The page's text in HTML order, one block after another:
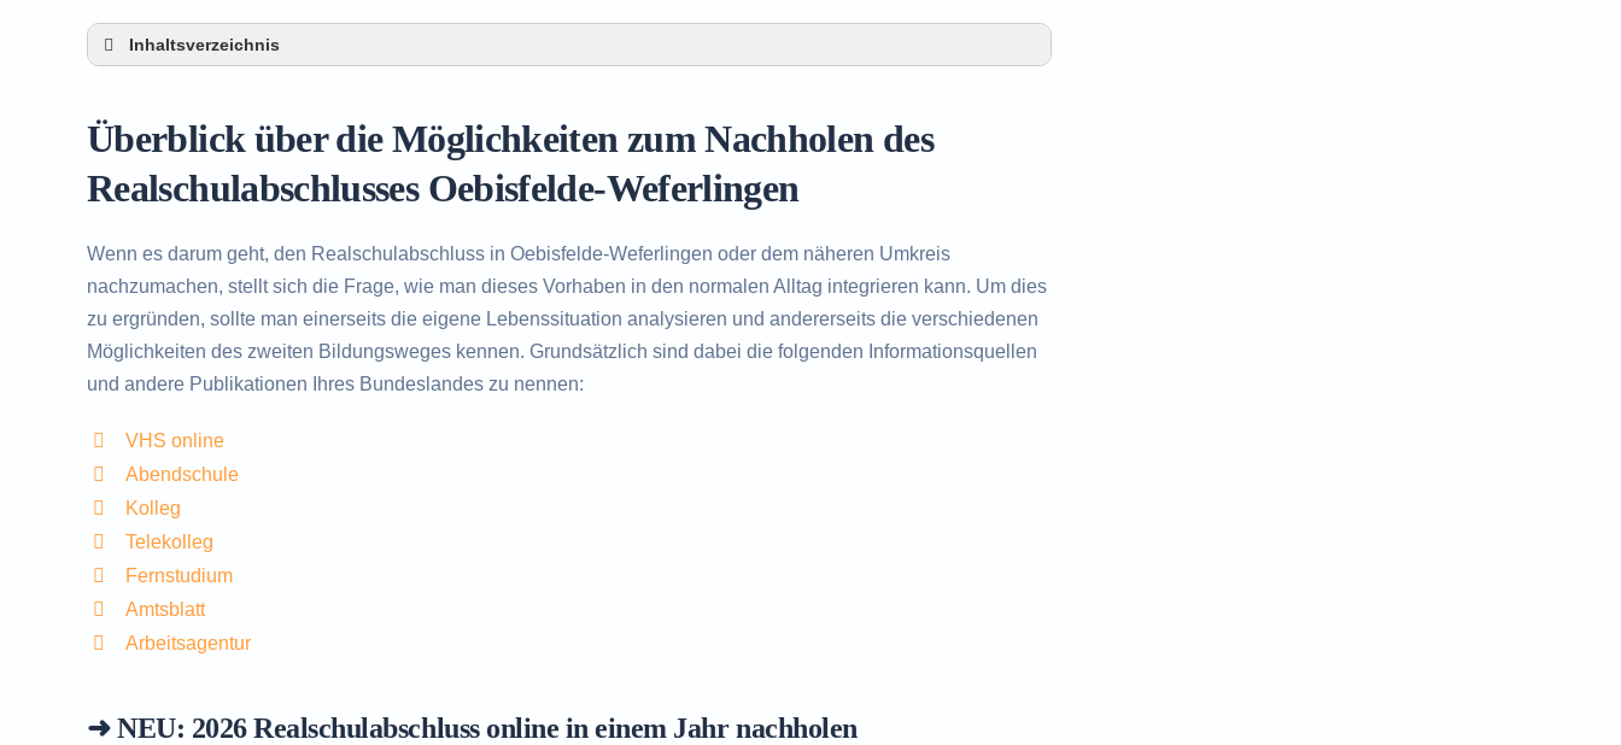
Inhaltsverzeichnis
Alternativen zum nachträglichen Erwerb des Realschulabschlusses in Oebisfelde-Weferlingen
Beratung in Oebisfelde-Weferlingen rund um das Nachholen des Realschulabschlusses
Überblick über die Möglichkeiten zum Nachholen des
Realschulabschlusses Oebisfelde-Weferlingen
Wenn es darum geht, den Realschulabschluss in Oebisfelde-Weferlingen oder dem näheren Umkreis
nachzumachen, stellt sich die Frage, wie man dieses Vorhaben in den normalen Alltag integrieren kann. Um dies
zu ergründen, sollte man einerseits die eigene Lebenssituation analysieren und andererseits die verschiedenen
Möglichkeiten des zweiten Bildungsweges kennen. Grundsätzlich sind dabei die folgenden Informationsquellen
und andere Publikationen Ihres Bundeslandes zu nennen:
VHS online
Abendschule
Kolleg
Telekolleg
Fernstudium
Amtsblatt
Arbeitsagentur
➜ NEU: 2026Realschulabschluss online in einem Jahr nachholen